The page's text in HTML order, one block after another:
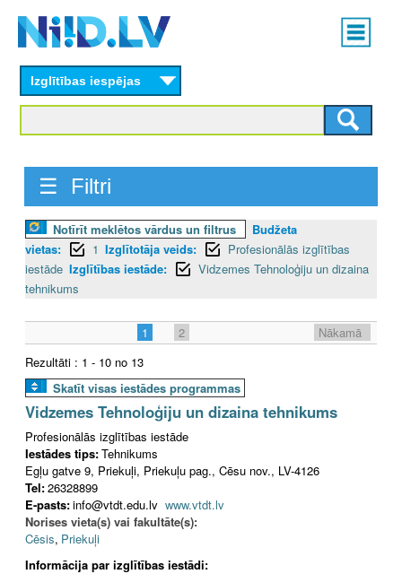
content
Main
menu
Izglītības iespējas
☰ Filtri
Notīrīt meklētos vārdus un filtrus
Budžeta
vietas:
1 Izglītotāja veids:
Profesionālās izglītības
iestāde Izglītības iestāde:
Vidzemes Tehnoloģiju un dizaina
tehnikums
1 2
Nākamā
Rezultāti : 1 - 10 no 13
Skatīt visas iestādes programmas
Vidzemes Tehnoloģiju un dizaina tehnikums
Profesionālās izglītības iestāde
Iestādes tips:Tehnikums
Egļu gatve 9, Priekuļi, Priekuļu pag., Cēsu nov., LV-4126
Tel:26328899
E-pasts:info@vtdt.edu.lv www.vtdt.lv
Norises vieta(s) vai fakultāte(s):
Cēsis, Priekuļi
Informācija par izglītības iestādi: